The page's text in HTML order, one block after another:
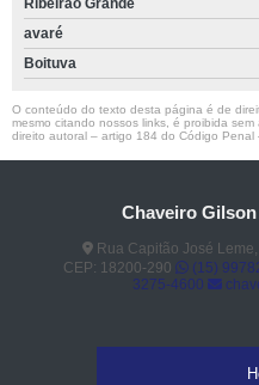
Ribeirão Grande
avaré
Boituva
O conteúdo do texto desta página é de
mesmo citando nossos links, é proibida
direito autoral – artigo 184 do Código Penal
Chaveiro
Rua Capitão José
CEP: 18200-290
(15)
3275-4600